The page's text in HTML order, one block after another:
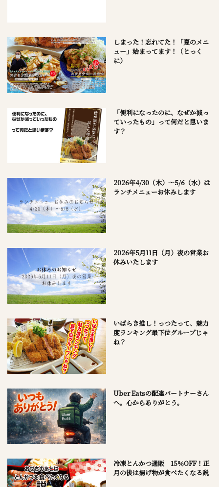
しまった！忘れてた！「夏のメニ
ュー」始まってます！（とっく
に）
「便利になったのに、なぜか減っ
ていったもの」って何だと思いま
す？
2026年4/30（木）～5/6（水）は
ランチメニューお休みします
2026年5月11日（月）夜の営業お
休みいたします
いばらき推し！っつたって、魅力
度ランキング最下位グループじゃ
ね？
Uber Eatsの配達パートナーさん
へ。心からありがとう。
冷凍とんかつ通販 15％OFF！正
月の後は揚げ物が食べたくなる説